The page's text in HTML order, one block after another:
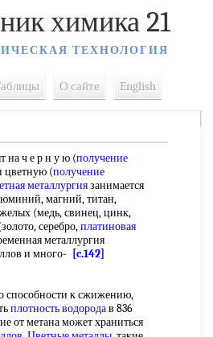
химика 21
ТЕХНОЛОГИЯ
О сайте English
ч е р н у ю (получение
цветную (получение
металлургиязанимается
магний, титан,
(медь, свинец, цинк,
серебро,платиновая
металлургия
и много-
[c.142]
к сжижению,
плотность водородав 836
от метана может храниться